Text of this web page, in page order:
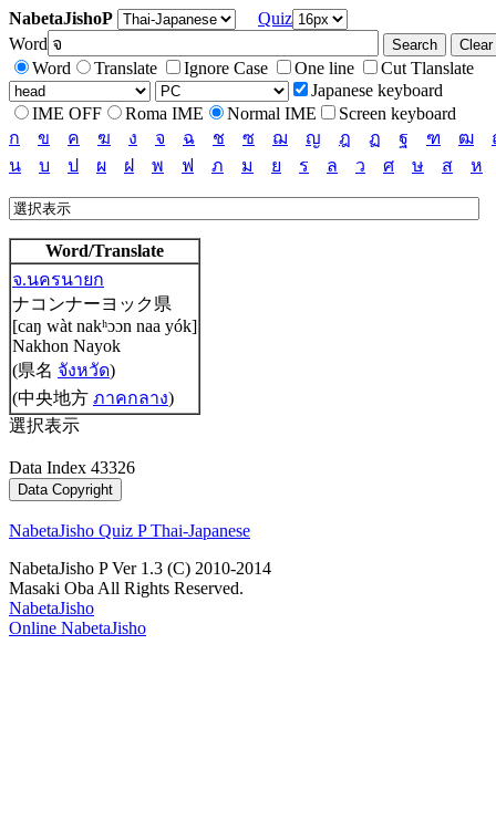
NabetaJishoP
Quiz
Word
Word
Translate Ignore Case One line
Cut Tlanslate
Japanese keyboard
IME OFF
Roma IME Normal IME
Screen keyboard
ก
ข ค ฆ ง จ ฉ ช ซ ฌ ญ ฎ ฏ ฐ ฑ ฒ
น
บ ป ผ ฝ พ ฟ ภ ม ย ร ล ว ศ ษ ส ห
Word/Translate
จ.นครนายก
ナコンナーヨック県
[caŋ wàt nakʰɔɔn naa yók]
Nakhon Nayok
(県名 จังหวัด)
(中央地方 ภาคกลาง)
選択表示
Data Index 43326
NabetaJisho Quiz P Thai-Japanese
NabetaJisho P Ver 1.3 (C) 2010-2014
Masaki Oba All Rights Reserved.
NabetaJisho
Online NabetaJisho